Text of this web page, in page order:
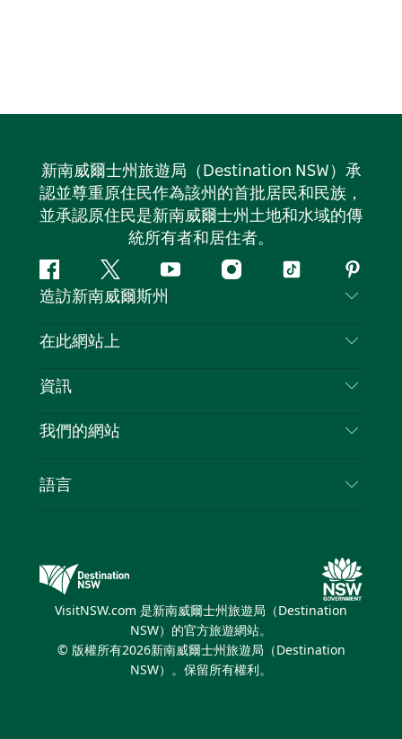
新南威爾士州旅遊局（Destination NSW）承
認並尊重原住民作為該州的首批居民和民族，
並承認原住民是新南威爾士州土地和水域的傳
統所有者和居住者。
Facebook嘰
嘰
喳
Youtube Instagram
抖
造訪新南威爾斯州
聯絡我們
隱私
Cookie 通知
在此網站上
目的地
新南威爾斯州公路旅行
活動
資訊
旅行資訊
新南威爾斯的商業
我們的網站
新南威爾士州旅遊局（Destination NSW）媒體中
繽紛悉尼燈光音樂節
語言
VisitNSW.com 是新南威爾士州旅遊局（Destination
NSW）的官方旅遊網站。
© 版權所有2026新南威爾士州旅遊局（Destination
NSW）。保留所有權利。